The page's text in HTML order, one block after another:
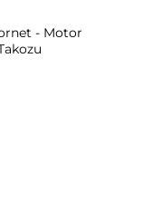
- Motor